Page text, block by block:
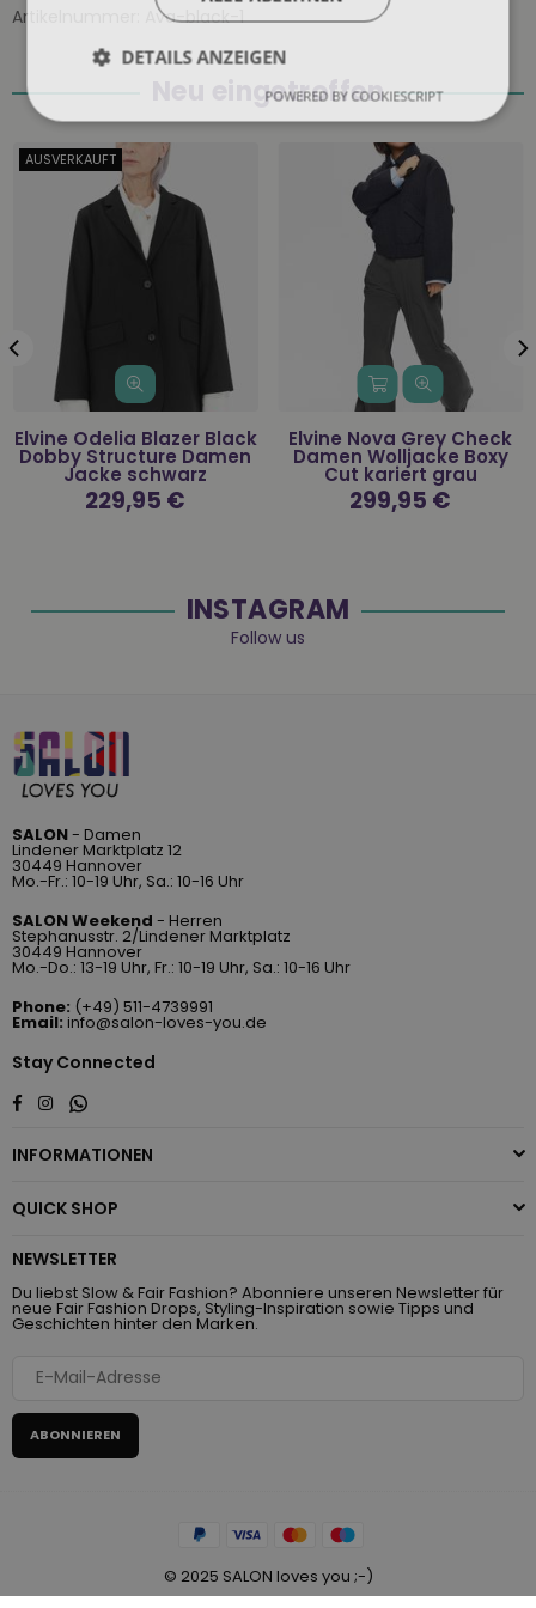
Artikelnummer:
Ava-black-1
Neu eingetroffen
AUSVERKAUFT
Elvine Odelia Blazer Black
Dobby Structure Damen
Jacke schwarz
Normaler
Preis
229,95 €
Elvine Nova Grey Check
Damen Wolljacke Boxy
Cut kariert grau
Normaler
Preis
299,95 €
INSTAGRAM
Follow us
SALON- Damen
Lindener Marktplatz 12
30449 Hannover
Mo.-Fr.: 10-19 Uhr, Sa.: 10-16 Uhr
SALON Weekend - Herren
Stephanusstr. 2/Lindener Marktplatz
30449 Hannover
Mo.-Do.: 13-19 Uhr, Fr.: 10-19 Uhr, Sa.: 10-16 Uhr
Phone: (+49) 511-4739991
Email: info@salon-loves-you.de
Stay Connected
Facebook
InstagramWhatsapp
INFORMATIONEN
QUICK SHOP
NEWSLETTER
Du liebst Slow & Fair Fashion? Abonniere unseren Newsletter für
neue Fair Fashion Drops, Styling-Inspiration sowie Tipps und
Geschichten hinter den Marken.
ABONNIEREN
© 2025 SALON loves you ;-)
DETAILS ANZEIGEN
POWERED BY COOKIESCRIPT